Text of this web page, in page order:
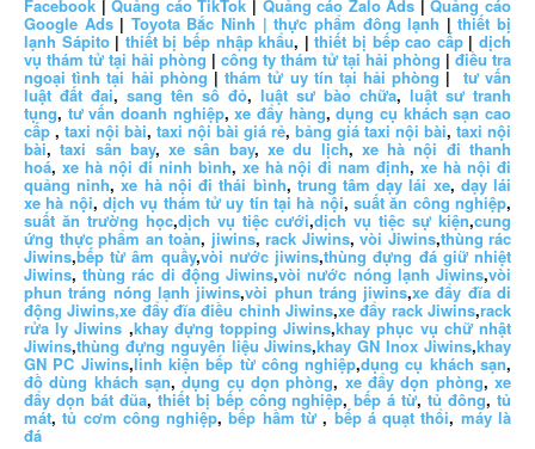
Facebook |Quảng cáo TikTok | Quảng cáo Zalo Ads |Quảng cáo
Google Ads| Toyota Bắc Ninh | thực phẩm đông lạnh |thiết bị
lạnh Sápito |thiết bị bếp nhập khẩu, |thiết bị bếp cao cấp|dịch
vụ thám tử tại hải phòng | công ty thám tử tại hải phòng |điều tra
ngoại tình tại hải phòng |thám tử uy tín tại hải phòng | tư vấn
luật đất đai, sang tên sổ đỏ, luật sư bào chữa, luật sư tranh
tụng, tư vấn doanh nghiệp,xe đẩy hàng,dụng cụ khách sạn cao
cấp, taxi nội bài, taxi nội bài giá rẻ, bảng giá taxi nội bài, taxi nội
bài,taxi sân bay,xe sân bay,xe du lịch, xe hà nội đi thanh
hoá, xe hà nội đi ninh bình, xe hà nội đi nam định,xe hà nội đi
quảng ninh,xe hà nội đi thái bình, trung tâm dạy lái xe, dạy lái
xe hà nội,dịch vụ thám tử uy tín tại hà nội,suất ăn công nghiệp,
suất ăn trường học,dịch vụ tiệc cưới,dịch vụ tiệc sự kiện,cung
ứng thực phẩm an toàn, jiwins, rack Jiwins, vòi Jiwins,thùng rác
Jiwins,bếp từ âm quầy,vòi nước jiwins,thùng đựng đá giữ nhiệt
Jiwins,thùng rác di động Jiwins,vòi nước nóng lạnh Jiwins,vòi
phun tráng nóng lạnh jiwins,vòi phun tráng jiwins,xe đẩy đĩa di
động Jiwins,xe đẩy đĩa điều chỉnh Jiwins,xe đẩy rack Jiwins,rack
rửa ly Jiwins ,khay đựng topping Jiwins,khay phục vụ chữ nhật
Jiwins,thùng đựng nguyên liệu Jiwins,khay GN Inox Jiwins,khay
GN PC Jiwins,linh kiện bếp từ công nghiệp,dụng cụ khách sạn,
đồ dùng khách sạn,dụng cụ dọn phòng,xe đẩy dọn phòng,xe
đẩy dọn bát đũa,thiết bị bếp công nghiệp,bếp á từ,tủ đông,tủ
mát,tủ cơm công nghiệp,bếp hầm từ ,bếp á quạt thổi, máy là
đá